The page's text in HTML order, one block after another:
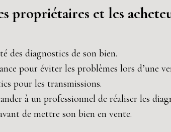
propriétaires et les
des diagnostics de son bien.
pour éviter les problèmes lors d’une
pour les transmissions.
à un professionnel de réaliser les
de mettre son bien en vente.